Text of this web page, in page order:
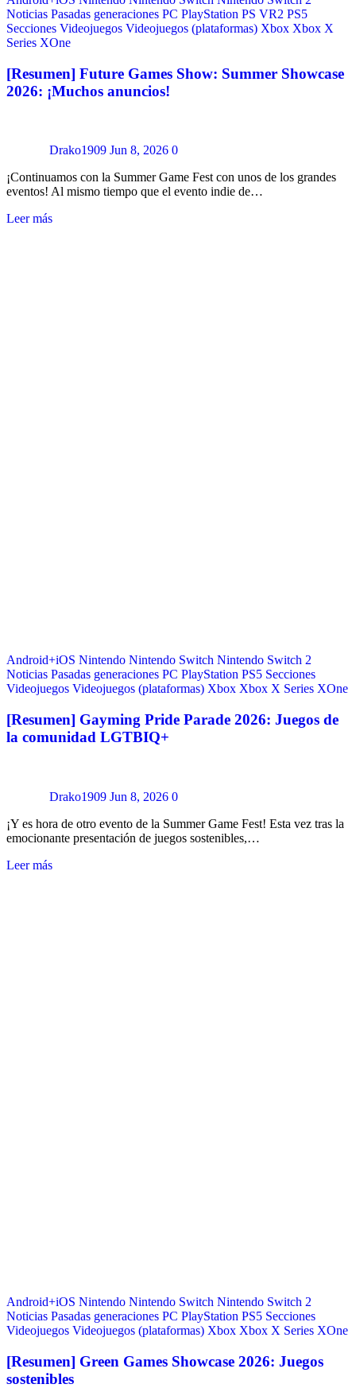
Noticias Pasadas generaciones PC PlayStation PS VR2 PS5
Secciones Videojuegos Videojuegos (plataformas) Xbox Xbox X
Series XOne
[Resumen] Future Games Show: Summer Showcase
2026: ¡Muchos anuncios!
Drako1909 Jun 8, 2026 0
¡Continuamos con la Summer Game Fest con unos de los grandes
eventos! Al mismo tiempo que el evento indie de…
Leer más
Android+iOS Nintendo Nintendo Switch Nintendo Switch 2
Noticias Pasadas generaciones PC PlayStation PS5 Secciones
Videojuegos Videojuegos (plataformas) Xbox Xbox X Series XOne
[Resumen] Gayming Pride Parade 2026: Juegos de
la comunidad LGTBIQ+
Drako1909 Jun 8, 2026 0
¡Y es hora de otro evento de la Summer Game Fest! Esta vez tras la
emocionante presentación de juegos sostenibles,…
Leer más
Android+iOS Nintendo Nintendo Switch Nintendo Switch 2
Noticias Pasadas generaciones PC PlayStation PS5 Secciones
Videojuegos Videojuegos (plataformas) Xbox Xbox X Series XOne
[Resumen] Green Games Showcase 2026: Juegos
sostenibles